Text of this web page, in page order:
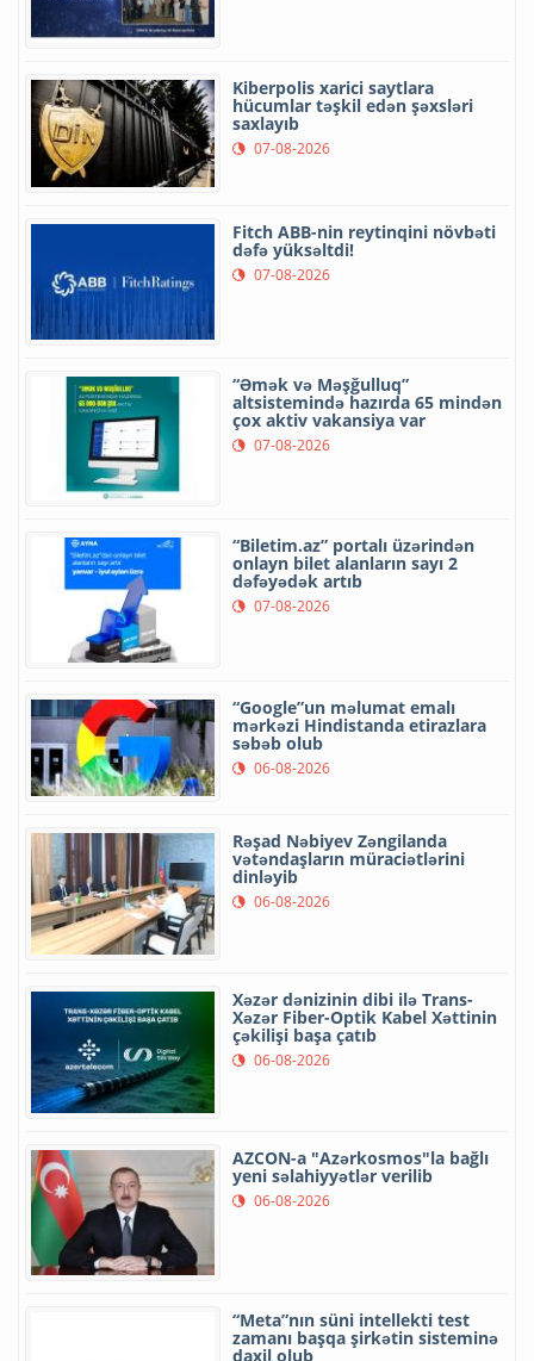
Kiberpolis xarici saytlara
hücumlar təşkil edən şəxsləri
saxlayıb
07-08-2026
Fitch ABB-nin reytinqini növbəti
dəfə yüksəltdi!
07-08-2026
“Əmək və Məşğulluq”
altsistemində hazırda 65 mindən
çox aktiv vakansiya var
07-08-2026
“Biletim.az” portalı üzərindən
onlayn bilet alanların sayı 2
dəfəyədək artıb
07-08-2026
“Google”un məlumat emalı
mərkəzi Hindistanda etirazlara
səbəb olub
06-08-2026
Rəşad Nəbiyev Zəngilanda
vətəndaşların müraciətlərini
dinləyib
06-08-2026
Xəzər dənizinin dibi ilə Trans-
Xəzər Fiber-Optik Kabel Xəttinin
çəkilişi başa çatıb
06-08-2026
AZCON-a "Azərkosmos"la bağlı
yeni səlahiyyətlər verilib
06-08-2026
“Meta”nın süni intellekti test
zamanı başqa şirkətin sisteminə
daxil olub